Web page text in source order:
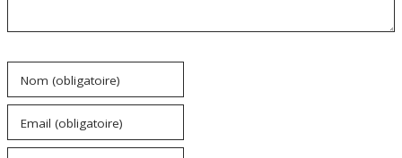
Nom (obligatoire)
Email (obligatoire)